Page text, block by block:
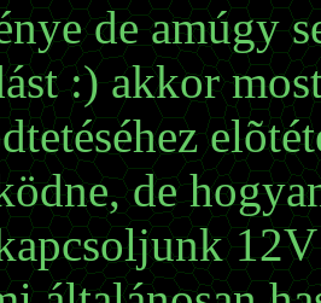
de amúgy
:) akkor
de